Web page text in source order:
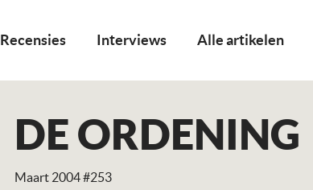
Recensies Interviews Alle artikelen
DE ORDENING
Maart 2004 #253